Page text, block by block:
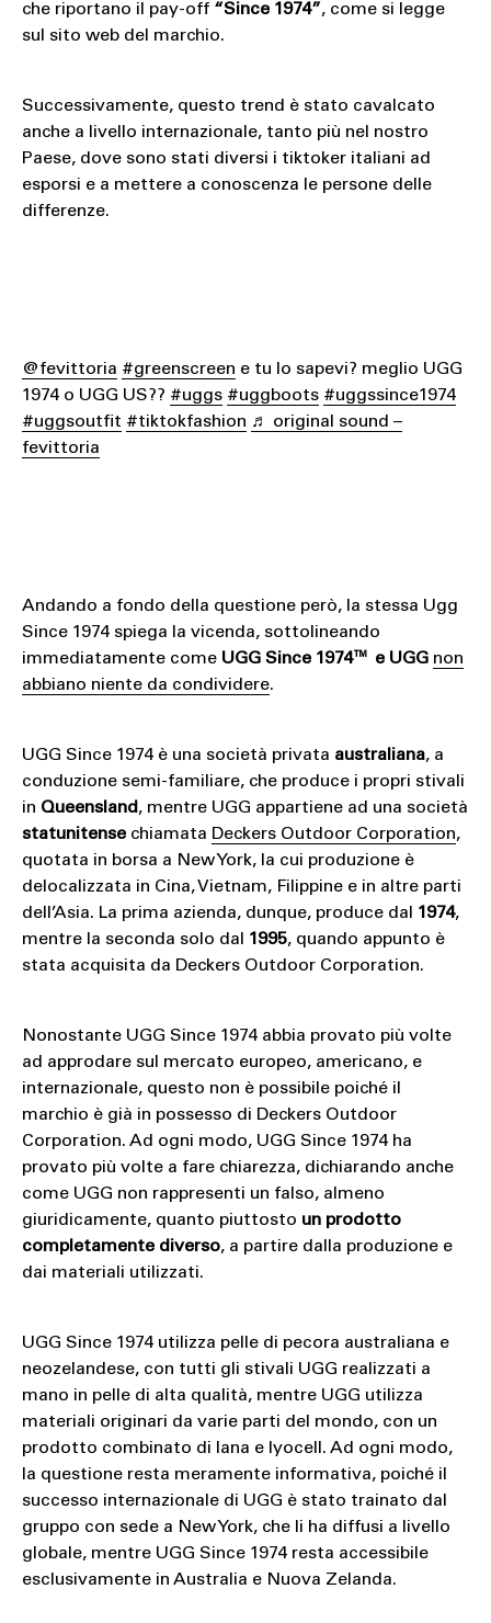
che riportano il pay-off “Since 1974”, come si legge
sul sito web del marchio.
Successivamente, questo trend è stato cavalcato
anche a livello internazionale, tanto più nel nostro
Paese, dove sono stati diversi i tiktoker italiani ad
esporsi e a mettere a conoscenza le persone delle
differenze.
@fevittoria #greenscreen e tu lo sapevi? meglio UGG
1974 o UGG US?? #uggs #uggboots #uggssince1974
#uggsoutfit #tiktokfashion ♬ original sound –
fevittoria
Andando a fondo della questione però, la stessa Ugg
Since 1974 spiega la vicenda, sottolineando
immediatamente comeUGG Since 1974™ e UGG non
abbiano niente da condividere.
UGG Since 1974 è una società privata australiana, a
conduzione semi-familiare, che produce i propri stivali
in Queensland, mentre UGG appartiene ad una società
statunitensechiamata Deckers Outdoor Corporation,
quotata in borsa a New York, la cui produzione è
delocalizzata in Cina, Vietnam, Filippine e in altre parti
dell’Asia. La prima azienda, dunque, produce dal 1974,
mentre la seconda solo dal 1995, quando appunto è
stata acquisita da Deckers Outdoor Corporation.
Nonostante UGG Since 1974 abbia provato più volte
ad approdare sul mercato europeo, americano, e
internazionale, questo non è possibile poiché il
marchio è già in possesso di Deckers Outdoor
Corporation. Ad ogni modo, UGG Since 1974 ha
provato più volte a fare chiarezza, dichiarando anche
come UGG non rappresenti un falso, almeno
giuridicamente, quanto piuttosto un prodotto
completamente diverso, a partire dalla produzione e
dai materiali utilizzati.
UGG Since 1974 utilizza pelle di pecora australiana e
neozelandese, con tutti gli stivali UGG realizzati a
mano in pelle di alta qualità, mentre UGG utilizza
materiali originari da varie parti del mondo, con un
prodotto combinato di lana e lyocell. Ad ogni modo,
la questione resta meramente informativa, poiché il
successo internazionale di UGG è stato trainato dal
gruppo con sede a New York, che li ha diffusi a livello
globale, mentre UGG Since 1974 resta accessibile
esclusivamente in Australia e Nuova Zelanda.